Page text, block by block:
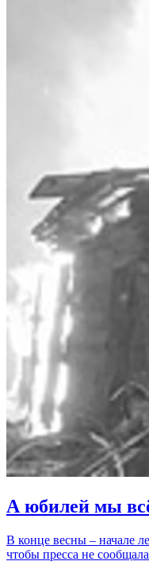
А юбилей мы
В конце весны – начале
чтобы пресса не